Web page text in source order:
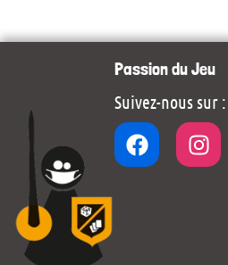
Passion du Jeu
Suivez-nous sur :